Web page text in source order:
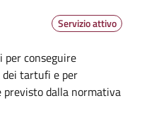
Servizio attivo
per conseguire
dei tartufi e per
dalla normativa